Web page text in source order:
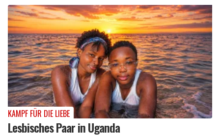
KAMPF FÜR DIE LIEBE
Lesbisches Paar in Uganda